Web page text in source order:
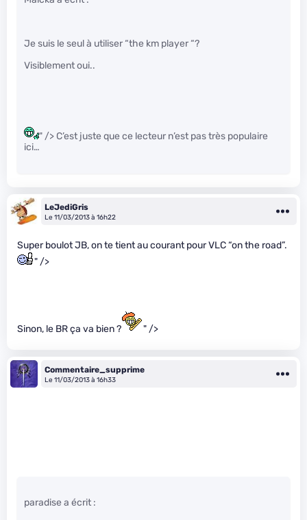
Je suis le seul à utiliser “the km player “?
Visiblement oui..
" /> C’est juste que ce lecteur n’est pas très populaire
ici…
LeJediGris
Le 11/03/2013 à 16h22
Super boulot JB, on te tient au courant pour VLC “on the road”.
" />
Sinon, le BR ça va bien ? " />
Commentaire_supprime
Le 11/03/2013 à 16h33
paradise a écrit :